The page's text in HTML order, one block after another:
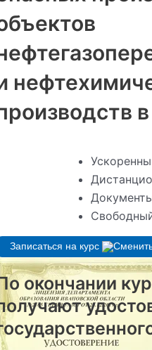
Записаться на курс
окончании